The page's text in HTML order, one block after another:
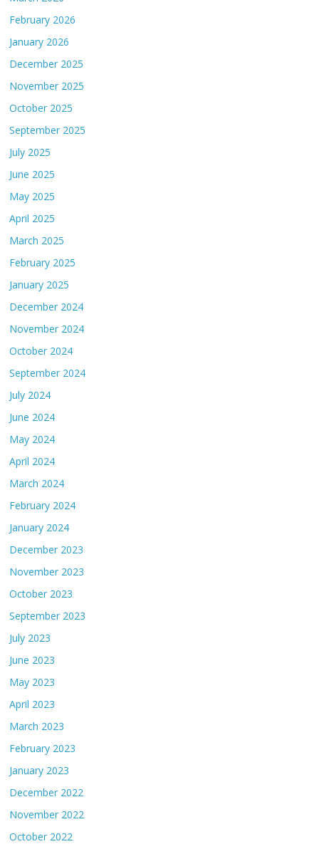
February 2026
January 2026
December 2025
November 2025
October 2025
September 2025
July 2025
June 2025
May 2025
April 2025
March 2025
February 2025
January 2025
December 2024
November 2024
October 2024
September 2024
July 2024
June 2024
May 2024
April 2024
March 2024
February 2024
January 2024
December 2023
November 2023
October 2023
September 2023
July 2023
June 2023
May 2023
April 2023
March 2023
February 2023
January 2023
December 2022
November 2022
October 2022